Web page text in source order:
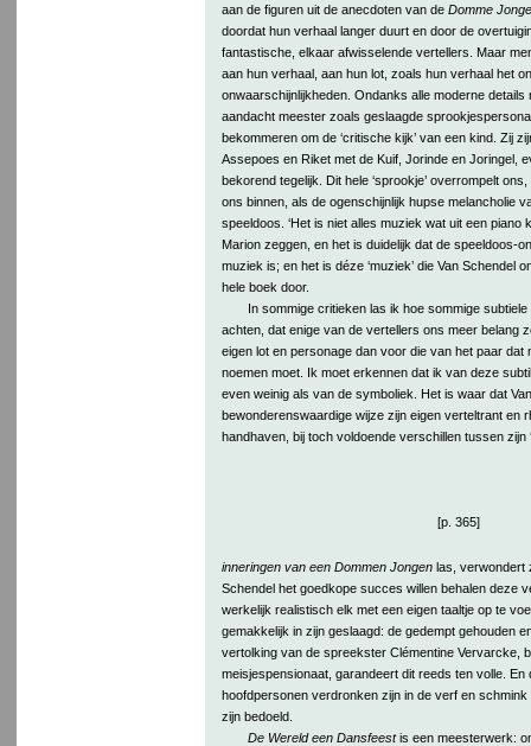
aan de figuren uit de anecdoten van de Domme
doordat hun verhaal langer duurt en door de
fantastische, elkaar afwisselende vertellers. Maar
aan hun verhaal, aan hun lot, zoals hun verhaal het
onwaarschijnlijkheden. Ondanks alle moderne
aandacht meester zoals geslaagde
bekommeren om de ‘critische kijk’ van een kind. Zij
Assepoes en Riket met de Kuif, Jorinde en Joringel,
bekorend tegelijk. Dit hele ‘sprookje’ overrompelt
ons binnen, als de ogenschijnlijk hupse melancholie
speeldoos. ‘Het is niet alles muziek wat uit een piano
Marion zeggen, en het is duidelijk dat de speeldoos-
muziek is; en het is déze ‘muziek’ die Van Schendel
hele boek door.
In sommige critieken las ik hoe sommige
achten, dat enige van de vertellers ons meer belang
eigen lot en personage dan voor die van het paar dat
noemen moet. Ik moet erkennen dat ik van deze
even weinig als van de symboliek. Het is waar dat
bewonderenswaardige wijze zijn eigen verteltrant en
handhaven, bij toch voldoende verschillen tussen zijn
[p. 365]
inneringen van een Dommen Jongenlas, verwondert
Schendel het goedkope succes willen behalen deze
werkelijk realistisch elk met een eigen taaltje op te
gemakkelijk in zijn geslaagd: de gedempt gehouden
vertolking van de spreekster Clémentine Vervarcke,
meisjespensionaat, garandeert dit reeds ten volle. En
hoofdpersonen verdronken zijn in de verf en
zijn bedoeld.
De Wereld een Dansfeestis een meesterwerk: